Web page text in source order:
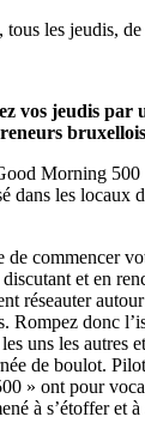
tous les jeudis,
vos jeudis
Morning
dans les locaux
de commencer
et en
réseauter
Rompez donc
uns les autres
de boulot.
» ont pour
à s’étoffer et